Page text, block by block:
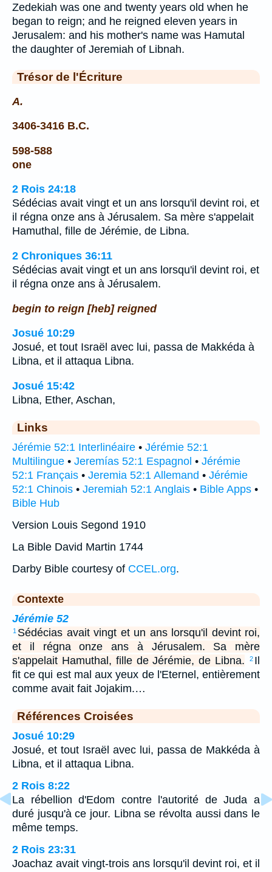
Zedekiah was one and twenty years old when he
began to reign; and he reigned eleven years in
Jerusalem: and his mother's name was Hamutal
the daughter of Jeremiah of Libnah.
Trésor de l'Écriture
A.
3406-3416 B.C.
598-588
one
2 Rois 24:18
Sédécias avait vingt et un ans lorsqu'il devint roi, et
il régna onze ans à Jérusalem. Sa mère s'appelait
Hamuthal, fille de Jérémie, de Libna.
2 Chroniques 36:11
Sédécias avait vingt et un ans lorsqu'il devint roi, et
il régna onze ans à Jérusalem.
begin to reign [heb] reigned
Josué 10:29
Josué, et tout Israël avec lui, passa de Makkéda à
Libna, et il attaqua Libna.
Josué 15:42
Libna, Ether, Aschan,
Links
Jérémie 52:1 Interlinéaire • Jérémie 52:1
Multilingue • Jeremías 52:1 Espagnol • Jérémie
52:1 Français • Jeremia 52:1 Allemand • Jérémie
52:1 Chinois • Jeremiah 52:1 Anglais • Bible Apps •
Bible Hub
Version Louis Segond 1910
La Bible David Martin 1744
Darby Bible courtesy of CCEL.org.
Contexte
Jérémie 52
1 Sédécias avait vingt et un ans lorsqu'il devint roi,
et il régna onze ans à Jérusalem. Sa mère
s'appelait Hamuthal, fille de Jérémie, de Libna.
2 Il
fit ce qui est mal aux yeux de l'Eternel, entièrement
comme avait fait Jojakim.…
Références Croisées
Josué 10:29
Josué, et tout Israël avec lui, passa de Makkéda à
Libna, et il attaqua Libna.
2 Rois 8:22
La rébellion d'Edom contre l'autorité de Juda a
duré jusqu'à ce jour. Libna se révolta aussi dans le
même temps.
2 Rois 23:31
Joachaz avait vingt-trois ans lorsqu'il devint roi, et il